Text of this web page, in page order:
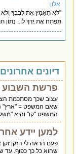
אלון
"לֹא תְאַמֵּץ אֶת לְבָבְךָ וְלֹא
תִּפְתַּח אֶת יָדְךָ לוֹ.. נָתוֹן
דיונים אחרונים
פרשת השבוע
עצוב שכך מסתכמת
שאם המשפט = "ארץ"
המשפט "קו" והיא
למען יידע
פעם הראה לי הזקן
שהוא כל כך כפוף. עד